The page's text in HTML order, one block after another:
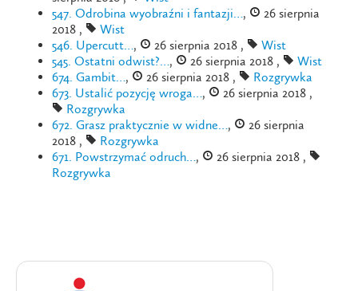
547. Odrobina wyobraźni i fantazji…,
26 sierpnia
2018 ,
Wist
546. Upercutt…, 26 sierpnia 2018 ,
Wist
545. Ostatni odwist?…, 26 sierpnia 2018 ,
Wist
674. Gambit…, 26 sierpnia 2018 ,
Rozgrywka
673. Ustalić pozycję wroga…,
26 sierpnia 2018 ,
Rozgrywka
672. Grasz praktycznie w widne…,
26 sierpnia
2018 ,
Rozgrywka
671. Powstrzymać odruch…,
26 sierpnia 2018 ,
Rozgrywka